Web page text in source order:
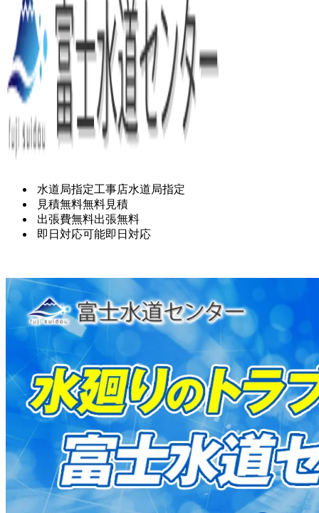
水道局指定工事店水道局指定
見積無料無料見積
出張費無料出張無料
即日対応可能即日対応